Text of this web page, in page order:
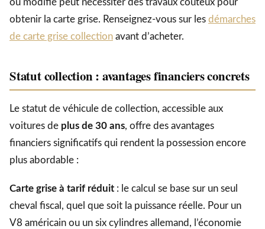
ou modifié peut nécessiter des travaux coûteux pour
obtenir la carte grise. Renseignez-vous sur les démarches
de carte grise collection avant d’acheter.
Statut collection : avantages financiers concrets
Le statut de véhicule de collection, accessible aux
voitures de plus de 30 ans, offre des avantages
financiers significatifs qui rendent la possession encore
plus abordable :
Carte grise à tarif réduit : le calcul se base sur un seul
cheval fiscal, quel que soit la puissance réelle. Pour un
V8 américain ou un six cylindres allemand, l’économie